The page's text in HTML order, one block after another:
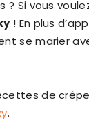
Si vous
! En plus
se marier
de
.